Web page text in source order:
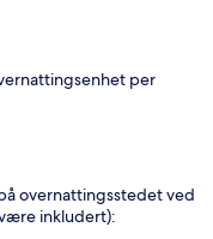
per
overnattingsstedet ved
inkludert):